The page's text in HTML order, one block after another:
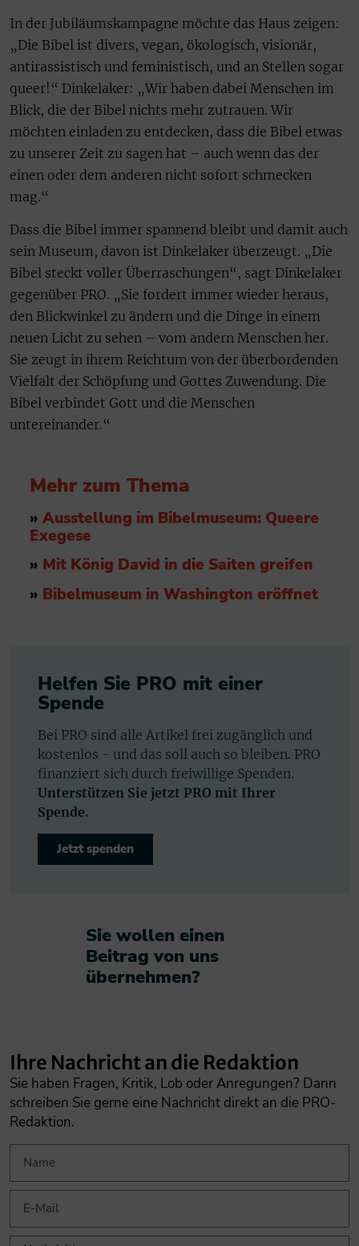
In der Jubiläumskampagne möchte das Haus zeigen:
„Die Bibel ist divers, vegan, ökologisch, visionär,
antirassistisch und feministisch, und an Stellen sogar
queer!“ Dinkelaker: „Wir haben dabei Menschen im
Blick, die der Bibel nichts mehr zutrauen. Wir
möchten einladen zu entdecken, dass die Bibel etwas
zu unserer Zeit zu sagen hat – auch wenn das der
einen oder dem anderen nicht sofort schmecken
mag.“
Dass die Bibel immer spannend bleibt und damit auch
sein Museum, davon ist Dinkelaker überzeugt. „Die
Bibel steckt voller Überraschungen“, sagt Dinkelaker
gegenüber PRO. „Sie fordert immer wieder heraus,
den Blickwinkel zu ändern und die Dinge in einem
neuen Licht zu sehen – vom andern Menschen her.
Sie zeugt in ihrem Reichtum von der überbordenden
Vielfalt der Schöpfung und Gottes Zuwendung. Die
Bibel verbindet Gott und die Menschen
untereinander.“
Mehr zum Thema
» Ausstellung im Bibelmuseum: Queere
Exegese
» Mit König David in die Saiten greifen
» Bibelmuseum in Washington eröffnet
Helfen Sie PRO mit einer
Spende
Bei PRO sind alle Artikel frei zugänglich und
kostenlos - und das soll auch so bleiben. PRO
finanziert sich durch freiwillige Spenden.
Unterstützen Sie jetzt PRO mit Ihrer
Spende.
Jetzt spenden
Sie wollen einen
Beitrag von uns
übernehmen?​
Ihre Nachricht an die Redaktion
Sie haben Fragen, Kritik, Lob oder Anregungen? Dann
schreiben Sie gerne eine Nachricht direkt an die PRO-
Redaktion.